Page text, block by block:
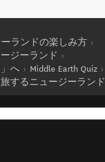
ランドの楽しみ方
ジーランド
へ
Middle Earth Quiz
するニュージーランド